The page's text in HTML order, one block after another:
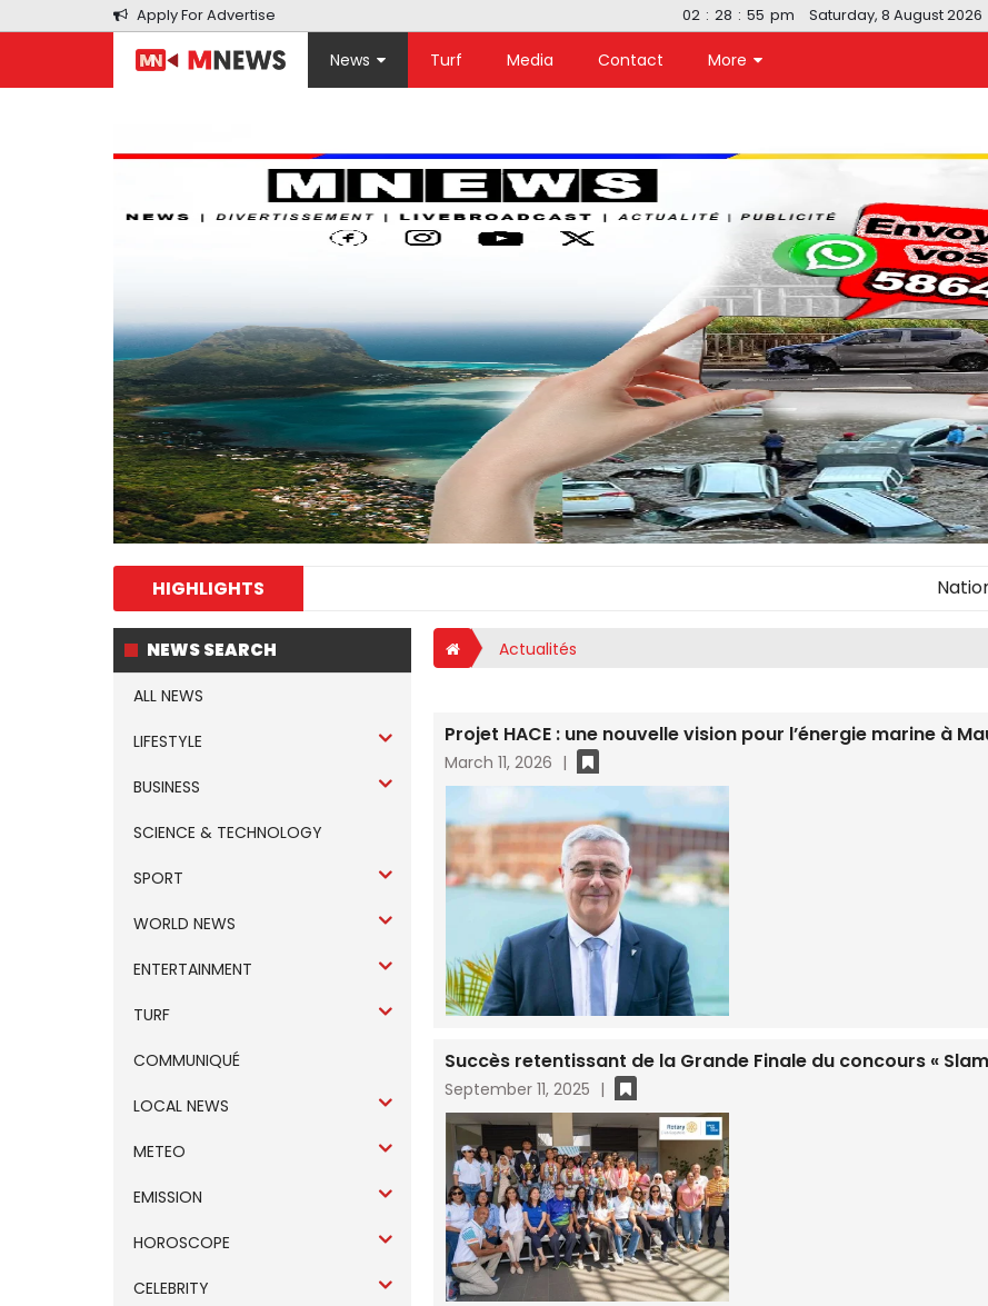
Apply For Advertise 02 : 28 : 56 pm Saturday, 8 August 2026
News Turf Media Contact More
HIGHLIGHTS National
NEWS SEARCH
ALL NEWS
LIFESTYLE
BUSINESS
SCIENCE & TECHNOLOGY
SPORT
WORLD NEWS
ENTERTAINMENT
TURF
COMMUNIQUÉ
LOCAL NEWS
METEO
EMISSION
HOROSCOPE
CELEBRITY
Actualités
Projet HACE : une nouvelle vision pour l’énergie marine à
March 11, 2026 |
Succès retentissant de la Grande Finale du concours «
September 11, 2025 |